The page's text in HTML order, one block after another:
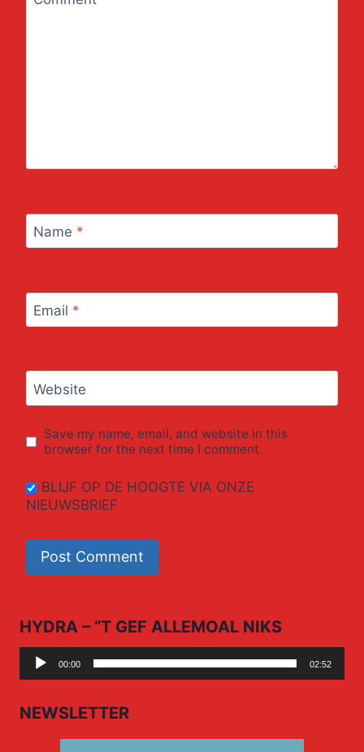
Name *
Email *
Website
Save my name, email, and website in this
browser for the next time I comment.
BLIJF OP DE HOOGTE VIA ONZE
NIEUWSBRIEF
HYDRA – “T GEF ALLEMOAL NIKS
Audio
Player
00:00 02:52
NEWSLETTER